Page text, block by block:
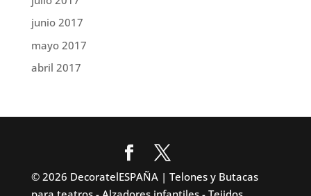
junio 2017
mayo 2017
abril 2017
© 2026 DecoratelESPAÑA | Telones y Butacas